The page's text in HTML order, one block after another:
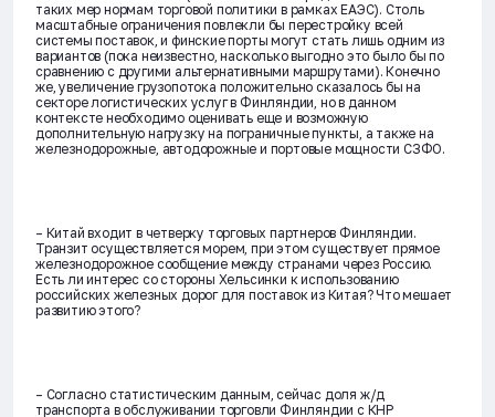
таких мер нормам торговой политики в рамках ЕАЭС). Столь
масштабные ограничения повлекли бы перестройку всей
системы поставок, и финские порты могут стать лишь одним из
вариантов (пока неизвестно, насколько выгодно это было бы по
сравнению с другими альтернативными маршрутами). Конечно
же, увеличение грузопотока положительно сказалось бы на
секторе логистических услуг в Финляндии, но в данном
контексте необходимо оценивать еще и возможную
дополнительную нагрузку на пограничные пункты, а также на
железнодорожные, автодорожные и портовые мощности СЗФО.
– Китай входит в четверку торговых партнеров Финляндии.
Транзит осуществляется морем, при этом существует прямое
железнодорожное сообщение между странами через Россию.
Есть ли интерес со стороны Хельсинки к использованию
российских железных дорог для поставок из Китая? Что мешает
развитию этого?
– Согласно статистическим данным, сейчас доля ж/д
транспорта в обслуживании торговли Финляндии с КНР